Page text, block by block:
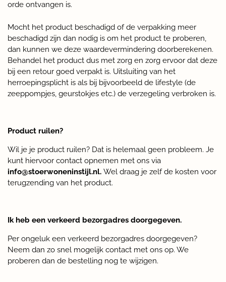
orde ontvangen is.
Mocht het product beschadigd of de verpakking meer
beschadigd zijn dan nodig is om het product te proberen,
dan kunnen we deze waardevermindering doorberekenen.
Behandel het product dus met zorg en zorg ervoor dat deze
bij een retour goed verpakt is. Uitsluiting van het
herroepingsplicht is als bij bijvoorbeeld de lifestyle (de
zeeppompjes, geurstokjes etc.) de verzegeling verbroken is.
Product ruilen?
Wil je je product ruilen? Dat is helemaal geen probleem. Je
kunt hiervoor contact opnemen met ons via
info@stoerwoneninstijl.nl. Wel draag je zelf de kosten voor
terugzending van het product.
Ik heb een verkeerd bezorgadres doorgegeven.
Per ongeluk een verkeerd bezorgadres doorgegeven?
Neem dan zo snel mogelijk contact met ons op. We
proberen dan de bestelling nog te wijzigen.